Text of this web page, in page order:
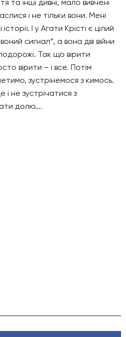
та інші дивні, мало вивчені
і не тільки вони. Мені
І у Агати Крісті є цілий
сигнал”, а вона дві війни
Так що вірити
вірити – і все. Потім
зустрінемося з кимось.
не зустрічатися з
долю….